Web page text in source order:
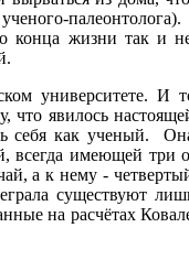
палеонтолога).
конца жизни так и
университете. И
что явилось
как ученый.
имеющей три
а к нему -
существуют
на расчётах